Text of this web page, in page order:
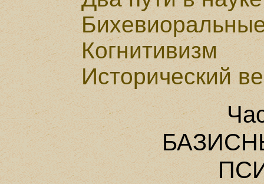
Когнитивизм
Исторический